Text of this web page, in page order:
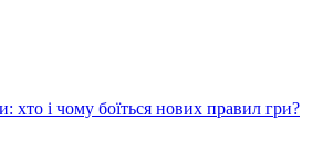
хто і чому боїться нових правил гри?